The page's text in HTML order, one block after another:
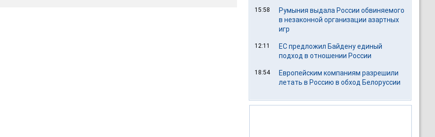
15:58
Румыния выдала России обвиняемого
в незаконной организации азартных
игр
12:11
ЕС предложил Байдену единый
подход в отношении России
18:54
Европейским компаниям разрешили
летать в Россию в обход Белоруссии